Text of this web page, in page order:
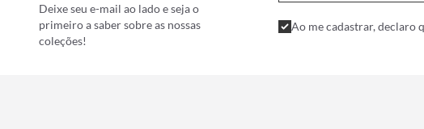
Deixe seu e-mail ao lado e seja o
primeiro a saber sobre as nossas
coleções!
Ao me cadastrar, declaro